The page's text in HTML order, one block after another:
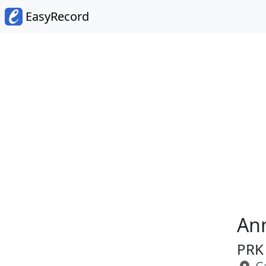
EasyRecord